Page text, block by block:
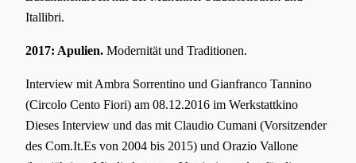
Itallibri.
2017: Apulien. Modernität und Traditionen.
Interview mit Ambra Sorrentino und Gianfranco Tannino
(Circolo Cento Fiori) am 08.12.2016 im Werkstattkino
Dieses Interview und das mit Claudio Cumani (Vorsitzender
des Com.It.Es von 2004 bis 2015) und Orazio Vallone